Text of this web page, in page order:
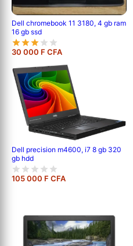
Dell chromebook 11 3180, 4 gb ram
16 gb ssd
30 000 F CFA
Dell precision m4600, i7 8 gb 320
gb hdd
105 000 F CFA